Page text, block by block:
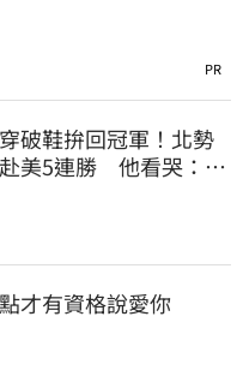
PR
破鞋拚回冠軍！北勢
美5連勝 他看哭：台
才有資格說愛你